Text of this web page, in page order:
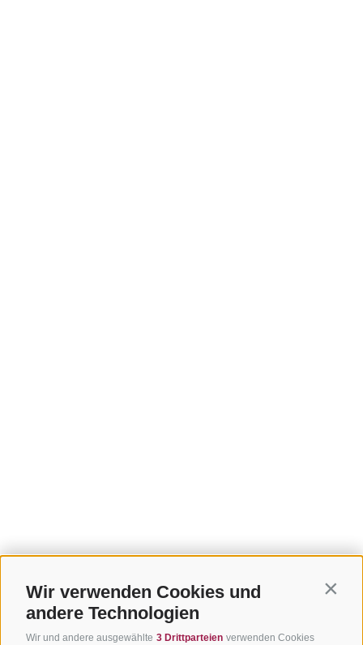
Wir verwenden Cookies und
andere Technologien
Wir und andere ausgewählte 3 Drittparteien verwenden Cookies